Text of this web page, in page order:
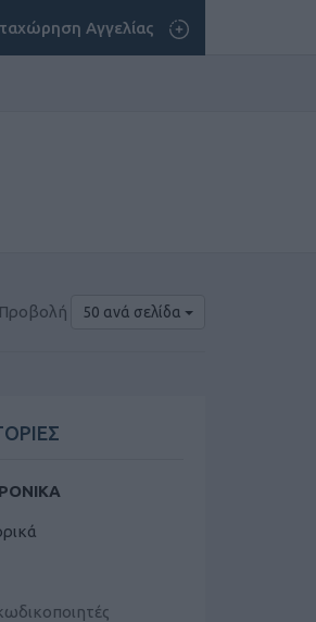
Αγγελίας
Προβολή 50 ανά σελίδα